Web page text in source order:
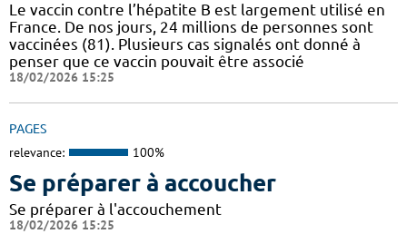
Le vaccin contre l’hépatite B est largement utilisé en
France. De nos jours, 24 millions de personnes sont
vaccinées (81). Plusieurs cas signalés ont donné à
penser que ce vaccin pouvait être associé
18/02/2026 15:25
PAGES
relevance: 100%
Se préparer à accoucher
Se préparer à l'accouchement
18/02/2026 15:25